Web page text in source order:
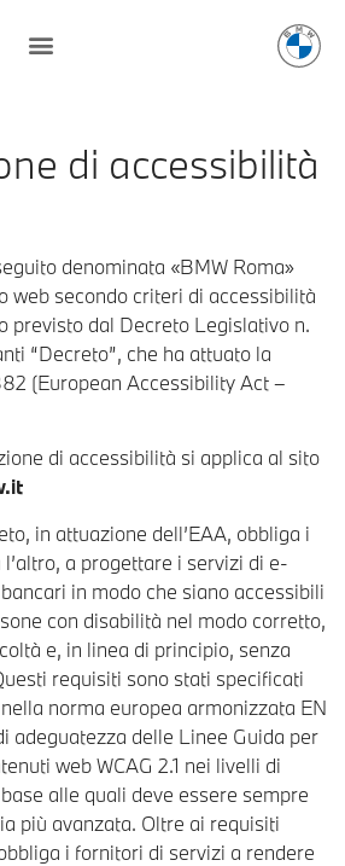
di accessibilità
denominata «BMW Roma»
web secondo criteri di accessibilità
previsto dal Decreto Legislativo n.
“Decreto”, che ha attuato la
(European Accessibility Act –
di accessibilità si applica al sito
in attuazione dell’EAA, obbliga i
a progettare i servizi di e-
in modo che siano accessibili
con disabilità nel modo corretto,
e, in linea di principio, senza
requisiti sono stati specificati
norma europea armonizzata EN
adeguatezza delle Linee Guida per
web WCAG 2.1 nei livelli di
alle quali deve essere sempre
più avanzata. Oltre ai requisiti
i fornitori di servizi a rendere